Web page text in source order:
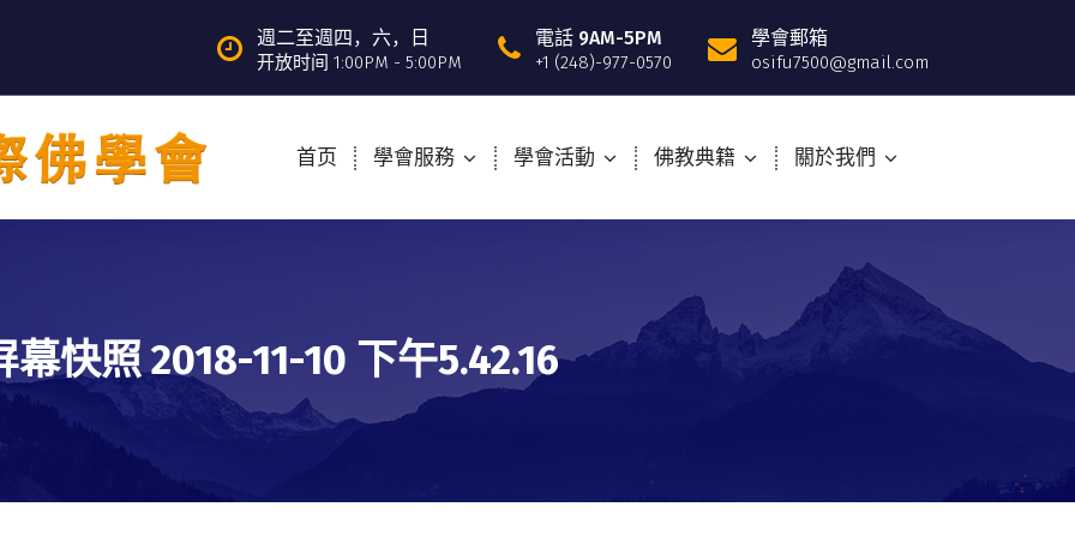
週二至週四，六，日
开放时间 1:00PM - 5:00PM
電話 9AM-5PM
+1 (248)-977-0570
學會郵箱
osifu7500@gmail.com
首页 學會服務 學會活動 佛教典籍 關於我們
幕快照 2018-11-10 下午5.42.16